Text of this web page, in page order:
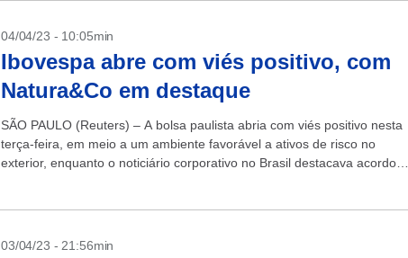
04/04/23 - 10:05min
Ibovespa abre com viés positivo, com
Natura&Co em destaque
SÃO PAULO (Reuters) – A bolsa paulista abria com viés positivo nesta
terça-feira, em meio a um ambiente favorável a ativos de risco no
exterior, enquanto o noticiário corporativo no Brasil destacava acordo
03/04/23 - 21:56min